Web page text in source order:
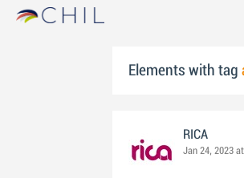
Elements with tag
RICA
Jan 24, 2023